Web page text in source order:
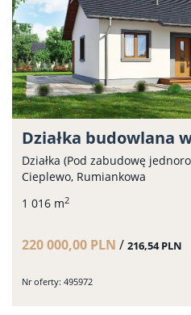
Działka budowlana
Działka (Pod zabudowę
Cieplewo, Rumiankowa
1 016 m2
220 000,00 PLN / 216,54 PLN
Nr oferty: 495972